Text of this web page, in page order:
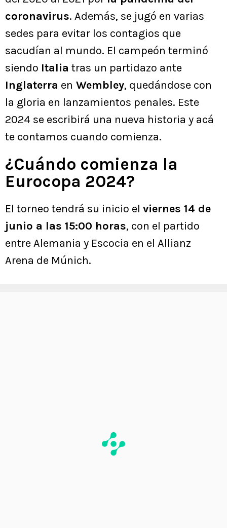
coronavirus. Además, se jugó en varias
sedes para evitar los contagios que
sacudían al mundo. El campeón terminó
siendo Italia tras un partidazo ante
Inglaterra en Wembley, quedándose con
la gloria en lanzamientos penales. Este
2024 se escribirá una nueva historia y acá
te contamos cuando comienza.
¿Cuándo comienza la
Eurocopa 2024?
El torneo tendrá su inicio el viernes 14 de
junio a las 15:00 horas, con el partido
entre Alemania y Escocia en el Allianz
Arena de Múnich.